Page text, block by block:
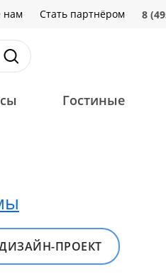
нам Стать партнёром 8
Гостиные
‍ПРОЕКТ